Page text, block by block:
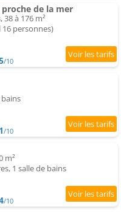
de la mer
à 176 m²
personnes)
/10
/10
m²
1 salle de bains
/10